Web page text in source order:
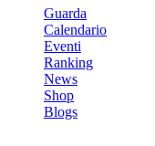
Guarda
Calendario
Eventi
Ranking
News
Shop
Blogs